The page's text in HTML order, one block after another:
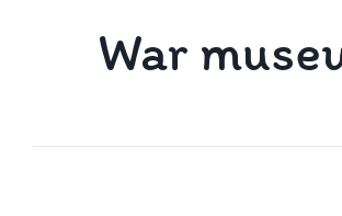
War